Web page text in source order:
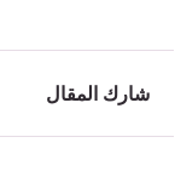
شارك المقال